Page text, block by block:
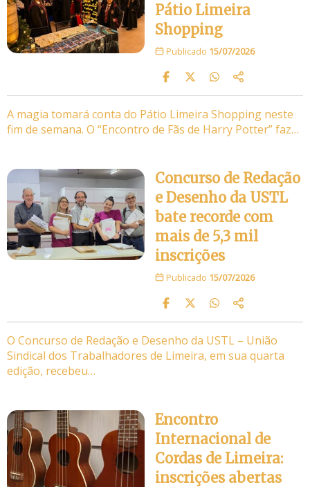
Pátio Limeira
Shopping
Publicado 15/07/2026
A magia tomará conta do Pátio Limeira Shopping neste
fim de semana. O “Encontro de Fãs de Harry Potter” faz…
Concurso de Redação
e Desenho da USTL
bate recorde com
mais de 5,3 mil
inscrições
Publicado 15/07/2026
O Concurso de Redação e Desenho da USTL – União
Sindical dos Trabalhadores de Limeira, em sua quarta
edição, recebeu…
Encontro
Internacional de
Cordas de Limeira:
inscrições abertas